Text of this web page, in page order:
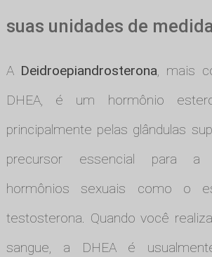
suas unidades de
A Deidroepiandrosterona, mais
DHEA, é um hormônio
principalmente pelas glândulas
precursor essencial para a
hormônios sexuais como o
testosterona. Quando você
sangue, a DHEA é